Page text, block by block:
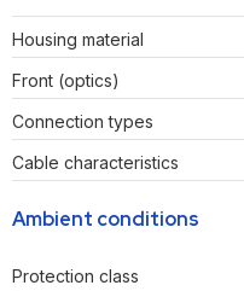
Housing material
Front (optics)
Connection types
Cable characteristics
Ambient conditions
Protection class